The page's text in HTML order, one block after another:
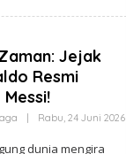
E
R
A
N
S
Jejak
Resmi
Rabu, 24 Juni 2026 |
dunia mengira